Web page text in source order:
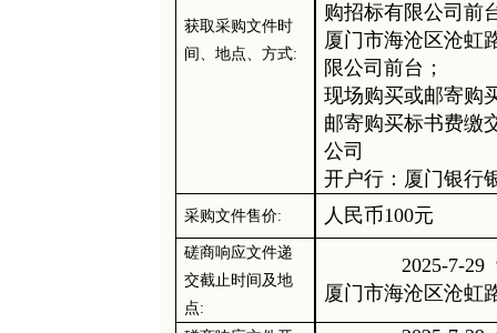
获取采购文件时
间、地点、方式:
购招标有限公司前
厦门市海沧区沧虹
限公司前台；
现场购买或邮寄购
邮寄购买标书费缴
公司
开户行：厦门银行
采购文件售价: 人民币100元
磋商响应文件递
交截止时间 及地
点:
2025-7-29
厦门市海沧区沧虹